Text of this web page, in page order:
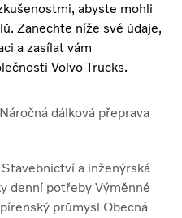
abyste mohli
Zanechte níže své údaje,
a zasílat vám
Volvo Trucks.
Náročná dálková přeprava
Stavebnictví a inženýrská
denní potřeby Výměnné
průmysl Obecná